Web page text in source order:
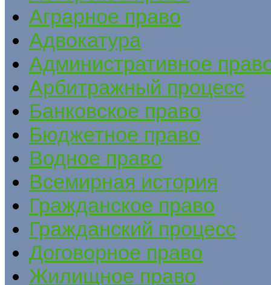
Аграрное право
Адвокатура
Административное
Арбитражный процесс
Банковское право
Бюджетное право
Водное право
Всемирная история
Гражданское право
Гражданский процесс
Договорное право
Жилищное право